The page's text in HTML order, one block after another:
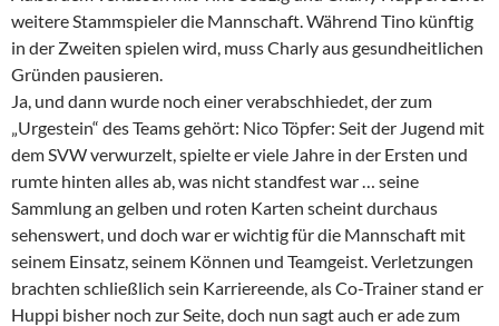
weitere Stammspieler die Mannschaft. Während Tino künftig
in der Zweiten spielen wird, muss Charly aus gesundheitlichen
Gründen pausieren.
Ja, und dann wurde noch einer verabschhiedet, der zum
„Urgestein“ des Teams gehört: Nico Töpfer: Seit der Jugend mit
dem SVW verwurzelt, spielte er viele Jahre in der Ersten und
rumte hinten alles ab, was nicht standfest war … seine
Sammlung an gelben und roten Karten scheint durchaus
sehenswert, und doch war er wichtig für die Mannschaft mit
seinem Einsatz, seinem Können und Teamgeist. Verletzungen
brachten schließlich sein Karriereende, als Co-Trainer stand er
Huppi bisher noch zur Seite, doch nun sagt auch er ade zum